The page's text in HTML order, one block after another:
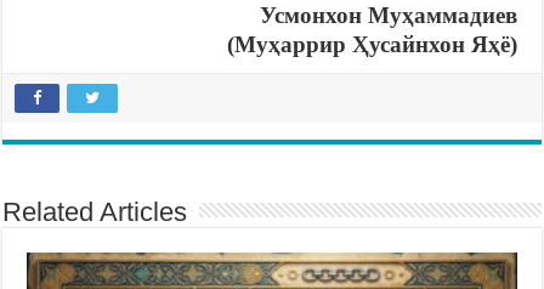
Усмонхон Муҳаммадиев
(Муҳаррир Ҳусайнхон Яҳё)
Related Articles